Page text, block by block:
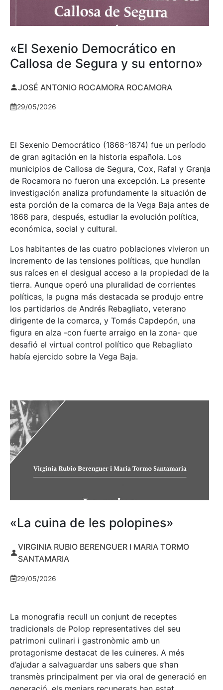
«El Sexenio Democrático en
Callosa de Segura y su entorno»
JOSÉ ANTONIO ROCAMORA ROCAMORA
29/05/2026
El Sexenio Democrático (1868-1874) fue un período
de gran agitación en la historia española. Los
municipios de Callosa de Segura, Cox, Rafal y Granja
de Rocamora no fueron una excepción. La presente
investigación analiza profundamente la situación de
esta porción de la comarca de la Vega Baja antes de
1868 para, después, estudiar la evolución política,
económica, social y cultural.
Los habitantes de las cuatro poblaciones vivieron un
incremento de las tensiones políticas, que hundían
sus raíces en el desigual acceso a la propiedad de la
tierra. Aunque operó una pluralidad de corrientes
políticas, la pugna más destacada se produjo entre
los partidarios de Andrés Rebagliato, veterano
dirigente de la comarca, y Tomás Capdepón, una
figura en alza -con fuerte arraigo en la zona- que
desafió el virtual control político que Rebagliato
había ejercido sobre la Vega Baja.
«La cuina de les polopines»
VIRGINIA RUBIO BERENGUER I MARIA TORMO
SANTAMARIA
29/05/2026
La monografia recull un conjunt de receptes
tradicionals de Polop representatives del seu
patrimoni culinari i gastronòmic amb un
protagonisme destacat de les cuineres. A més
d’ajudar a salvaguardar uns sabers que s’han
transmès principalment per via oral de generació en